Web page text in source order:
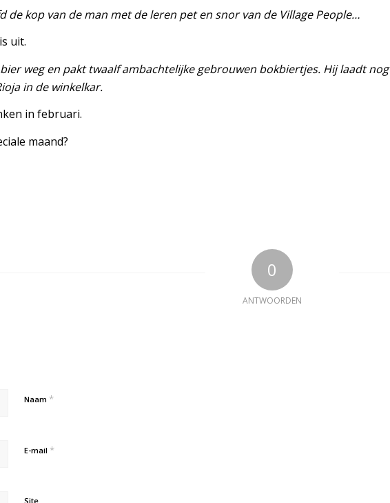
de kop van de man met de leren pet en snor van de Village People…
uit.
weg en pakt twaalf ambachtelijke gebrouwen bokbiertjes. Hij laadt nog
in de winkelkar.
in februari.
maand?
0
ANTWOORDEN
Naam*
E-mail*
Site